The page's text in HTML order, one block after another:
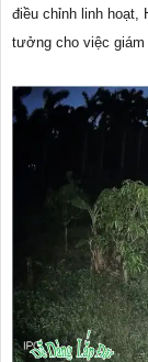
điều chỉnh linh hoạt,
tưởng cho việc giám